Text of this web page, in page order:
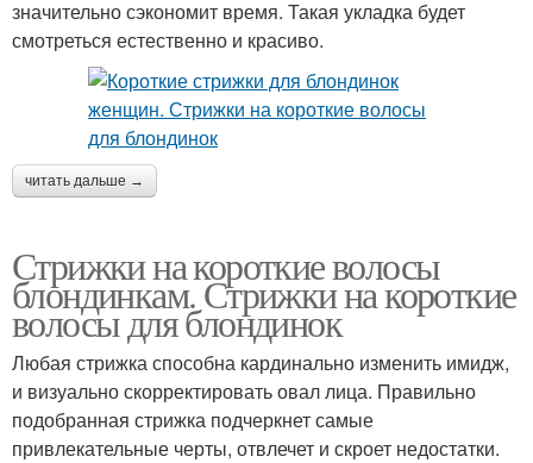
значительно сэкономит время. Такая укладка будет
смотреться естественно и красиво.
читать дальше →
Стрижки на короткие волосы
блондинкам. Стрижки на короткие
волосы для блондинок
Любая стрижка способна кардинально изменить имидж,
и визуально скорректировать овал лица. Правильно
подобранная стрижка подчеркнет самые
привлекательные черты, отвлечет и скроет недостатки.